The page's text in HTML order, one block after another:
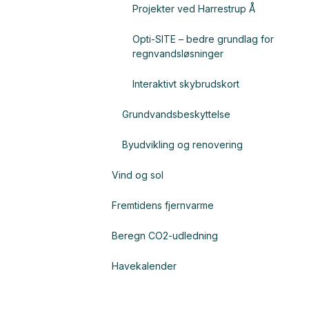
Projekter ved Harrestrup Å
Opti-SITE – bedre grundlag for
regnvandsløsninger
Interaktivt skybrudskort
Grundvandsbeskyttelse
Byudvikling og renovering
Vind og sol
Fremtidens fjernvarme
Beregn CO2-udledning
Havekalender